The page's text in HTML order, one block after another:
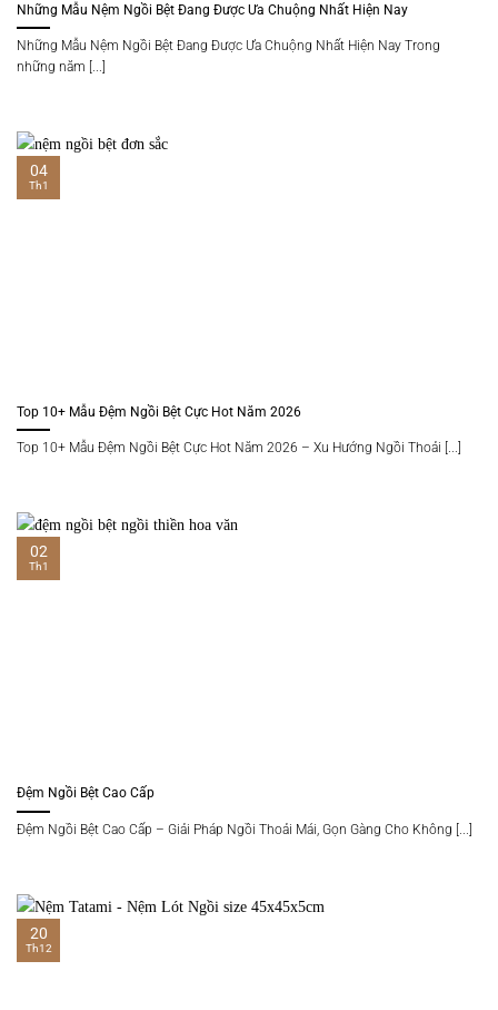
Những Mẫu Nệm Ngồi Bệt Đang Được Ưa Chuộng Nhất Hiện Nay
Những Mẫu Nệm Ngồi Bệt Đang Được Ưa Chuộng Nhất Hiện Nay Trong
những năm [...]
Top 10+ Mẫu Đệm Ngồi Bệt Cực Hot Năm 2026
Top 10+ Mẫu Đệm Ngồi Bệt Cực Hot Năm 2026 – Xu Hướng Ngồi Thoải [...]
04
Th1
Đệm Ngồi Bệt Cao Cấp
Đệm Ngồi Bệt Cao Cấp – Giải Pháp Ngồi Thoải Mái, Gọn Gàng Cho Không [...]
02
Th1
20
Th12